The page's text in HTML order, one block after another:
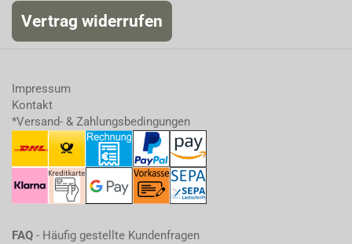
Vertrag widerrufen
Impressum
Kontakt
*Versand- & Zahlungsbedingungen
FAQ - Häufig gestellte Kundenfragen